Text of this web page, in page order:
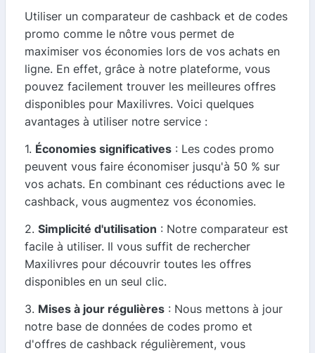
Utiliser un comparateur de cashback et de codes
promo comme le nôtre vous permet de
maximiser vos économies lors de vos achats en
ligne. En effet, grâce à notre plateforme, vous
pouvez facilement trouver les meilleures offres
disponibles pour Maxilivres. Voici quelques
avantages à utiliser notre service :
1. Économies significatives : Les codes promo
peuvent vous faire économiser jusqu'à 50 % sur
vos achats. En combinant ces réductions avec le
cashback, vous augmentez vos économies.
2. Simplicité d'utilisation : Notre comparateur est
facile à utiliser. Il vous suffit de rechercher
Maxilivres pour découvrir toutes les offres
disponibles en un seul clic.
3. Mises à jour régulières : Nous mettons à jour
notre base de données de codes promo et
d'offres de cashback régulièrement, vous